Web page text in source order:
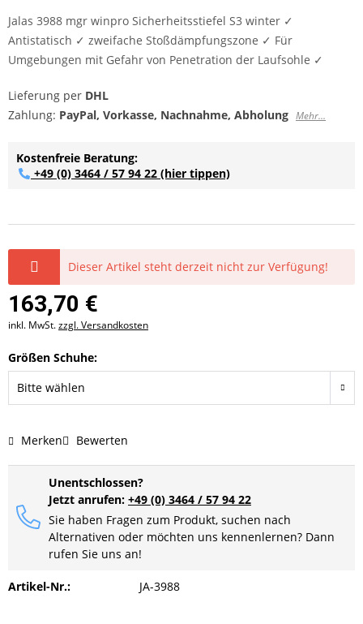
Jalas 3988 mgr winpro Sicherheitsstiefel S3 winter ✓
Antistatisch ✓ zweifache Stoßdämpfungszone ✓ Für
Umgebungen mit Gefahr von Penetration der Laufsohle ✓
Lieferung per DHL
Zahlung: PayPal, Vorkasse, Nachnahme, Abholung Mehr...
Kostenfreie Beratung:
+49 (0) 3464 / 57 94 22 (hier tippen)
Dieser Artikel steht derzeit nicht zur Verfügung!
163,70 €
inkl. MwSt.zzgl. Versandkosten
Größen Schuhe:
Merken Bewerten
Unentschlossen?
Jetzt anrufen: +49 (0) 3464 / 57 94 22
Sie haben Fragen zum Produkt, suchen nach
Alternativen oder möchten uns kennenlernen? Dann
rufen Sie uns an!
Artikel-Nr.: JA-3988